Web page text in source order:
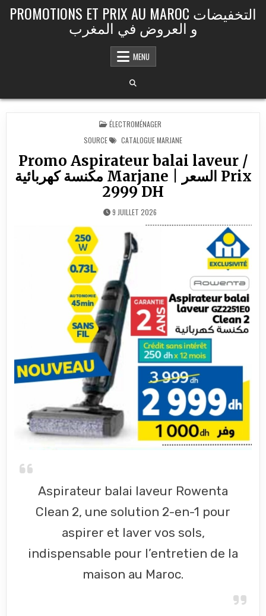
PROMOTIONS ET PRIX AU MAROC التخفيضات
و العروض في المغرب
MENU
POSTED IN
ÉLECTROMÉNAGER
SOURCE
CATALOGUE MARJANE
Promo Aspirateur balai laveur /
مكنسة كهربائية Marjane | السعر Prix
2999 DH
9 JUILLET 2026
Aspirateur balai laveur Rowenta
Clean 2, une solution 2-en-1 pour
aspirer et laver vos sols,
indispensable pour l’entretien de la
maison au Maroc.